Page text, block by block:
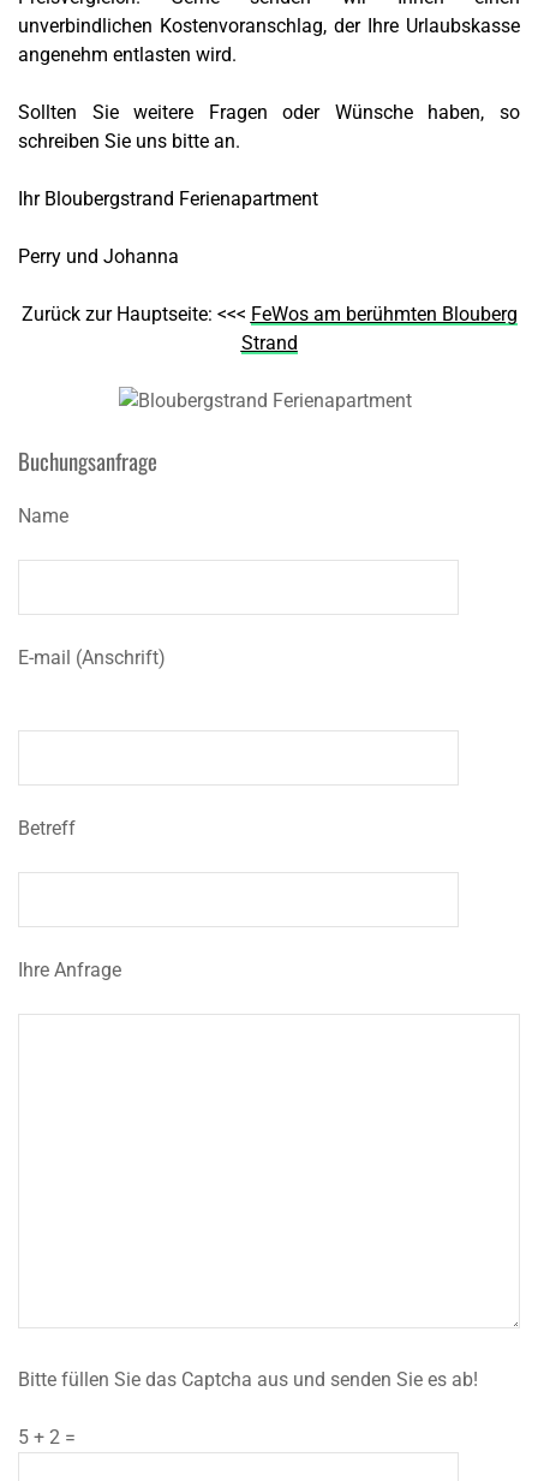
unverbindlichen Kostenvoranschlag, der Ihre Urlaubskasse
angenehm entlasten wird.
Sollten Sie weitere Fragen oder Wünsche haben, so
schreiben Sie uns bitte an.
Ihr Bloubergstrand Ferienapartment
Perry und Johanna
Zurück zur Hauptseite: <<< FeWos am berühmten Blouberg
Strand
Buchungsanfrage
Name
E-mail (Anschrift)
Betreff
Ihre Anfrage
Bitte füllen Sie das Captcha aus und senden Sie es ab!
5 + 2 =